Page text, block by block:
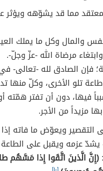
مما قد يشوّهه ويؤثر
والمال وكل ما يملك
مرضاة الله -عزّ وجلّ-.
فإن الصادق لله -تعالى-
تلو الأخرى، وكلّ منها
فيها، دون أن تفتر همّته
مزيداً من الأجر.
التقصير ويعوّض ما فاته
يشدّ عزمه ويقبل على
:(إِنَّ الَّذينَ اتَّقَوا إِذا مَسَّهُم